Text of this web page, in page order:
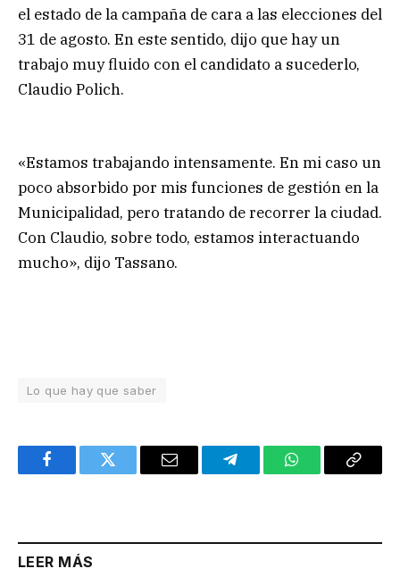
el estado de la campaña de cara a las elecciones del
31 de agosto. En este sentido, dijo que hay un
trabajo muy fluido con el candidato a sucederlo,
Claudio Polich.
«Estamos trabajando intensamente. En mi caso un
poco absorbido por mis funciones de gestión en la
Municipalidad, pero tratando de recorrer la ciudad.
Con Claudio, sobre todo, estamos interactuando
mucho», dijo Tassano.
Lo que hay que saber
FacebookTwitter Email TelegramWhatsAppCopy
LEER MÁS